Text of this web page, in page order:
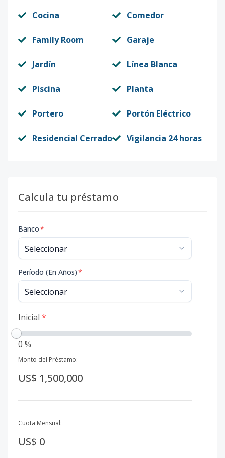
Cocina Comedor
Family Room Garaje
Jardín Línea Blanca
Piscina Planta
Portero Portón Eléctrico
Residencial Cerrado Vigilancia 24 horas
Calcula tu préstamo
Banco*
Período (En Años)*
Inicial *
0 %
Monto del Préstamo:
US$ 1,500,000
Cuota Mensual:
US$ 0